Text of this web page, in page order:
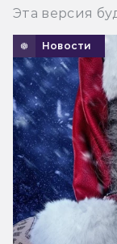
Эта версия
Новости